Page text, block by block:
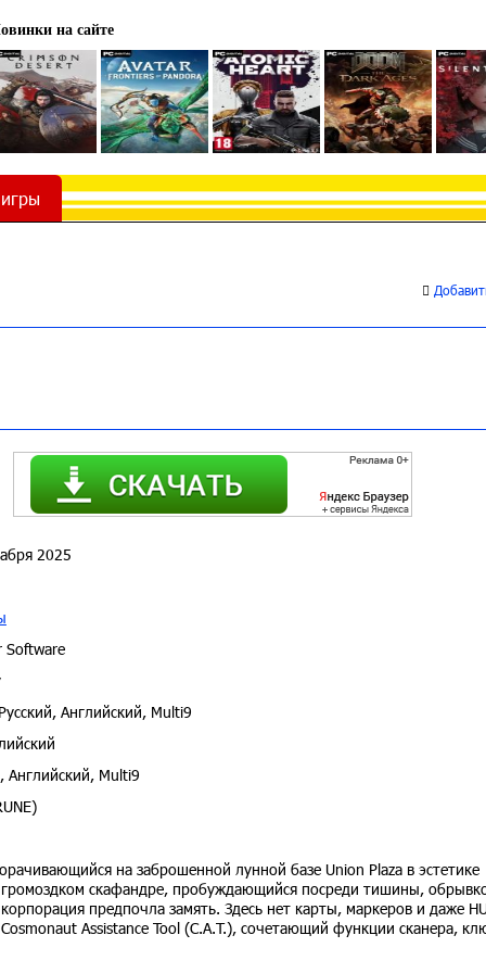
на сайте
2025
Английский, Multi9
Английский, Multi9
на заброшенной лунной базе Union Plaza в эстетике
скафандре, пробуждающийся посреди тишины,
предпочла замять. Здесь нет карты, маркеров и даже
Assistance Tool (C.A.T.), сочетающий функции сканера,